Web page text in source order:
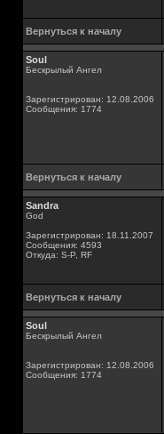
Вернуться к началу
Soul
Бескрылый Ангел
Зарегистрирован: 12.08.2006
Сообщения: 1774
Вернуться к началу
Sandra
God
Зарегистрирован: 18.11.2007
Сообщения: 4593
Откуда: S-P, RF
Вернуться к началу
Soul
Бескрылый Ангел
Зарегистрирован: 12.08.2006
Сообщения: 1774